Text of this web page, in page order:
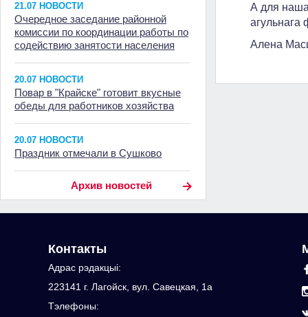
21.07 НОВОСТИ
Очередное заседание районной
комиссии по координации работы по
содействию занятости населения
20.07 НОВОСТИ
Повар в "Крайске" готовит вкусные
обеды для работников хозяйства
20.07 НОВОСТИ
Праздник отмечали в Сушково
Архив новостей
А для
агульнага
Алена
Контакты
Адрас рэдакцыi:
223141 г. Лагойск, вул. Савецкая, 1а
Тэлефоны: